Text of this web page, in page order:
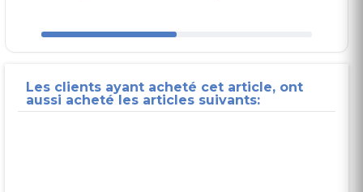
Les clients ayant acheté cet article, ont
aussi acheté les articles suivants: